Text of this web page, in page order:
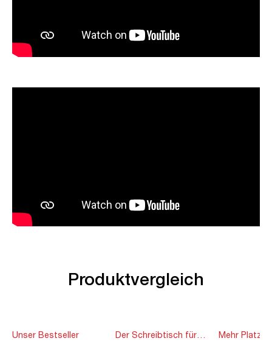
Produktvergleich
Unser Bestseller
Der Schreibtisch für
Mehr Platz